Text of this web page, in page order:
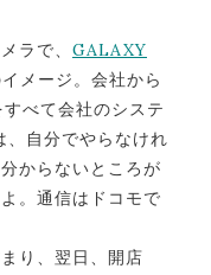
ラで、 GALAXY
メージ。会社から
べて会社のシステ
自分でやらなけれ
からないところが
。通信はドコモで
り、翌日、開店